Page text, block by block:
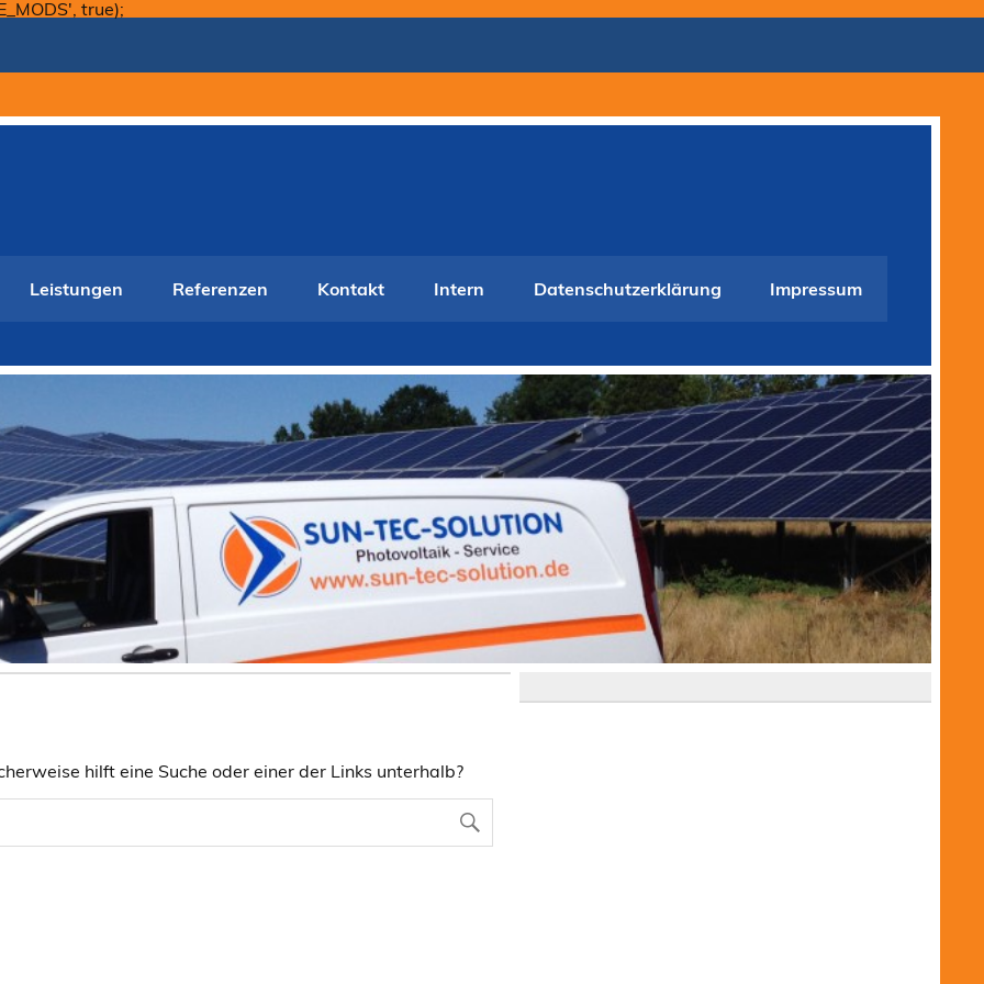
true);
Leistungen Referenzen Kontakt Intern Datenschutzerklärung Impressum
hilft eine Suche oder einer der Links unterhalb?